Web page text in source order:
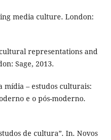
media culture. London:
representations and
Sage, 2013.
mídia – estudos culturais:
e o pós-moderno.
de cultura”. In. Novos